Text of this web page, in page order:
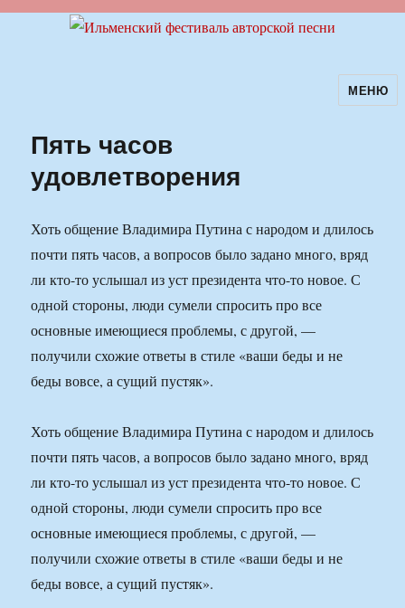
Ильменский фестиваль авторскойМЕНЮ
Пять часов
удовлетворения
Хоть общение Владимира Путина с народом и длилось
почти пять часов, а вопросов было задано много, вряд
ли кто-то услышал из уст президента что-то новое. С
одной стороны, люди сумели спросить про все
основные имеющиеся проблемы, с другой, —
получили схожие ответы в стиле «ваши беды и не
беды вовсе, а сущий пустяк».
Хоть общение Владимира Путина с народом и длилось
почти пять часов, а вопросов было задано много, вряд
ли кто-то услышал из уст президента что-то новое. С
одной стороны, люди сумели спросить про все
основные имеющиеся проблемы, с другой, —
получили схожие ответы в стиле «ваши беды и не
беды вовсе, а сущий пустяк».